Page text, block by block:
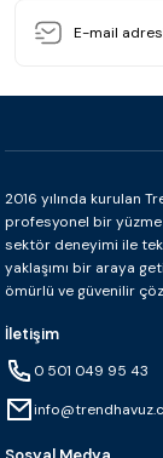
2016 yılında kurulan
profesyonel bir yüzme
sektör deneyimi ile
yaklaşımı bir araya
ömürlü ve güvenilir
İletişim
0 501 049 95 43